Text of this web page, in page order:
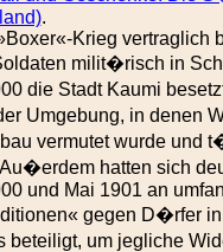
.
Krieg vertraglich
milit�risch in
die Stadt Kaumi
Umgebung, in denen
vermutet wurde und
hatten sich
und Mai 1901 an
gegen D�rfer
beteiligt, um jegliche